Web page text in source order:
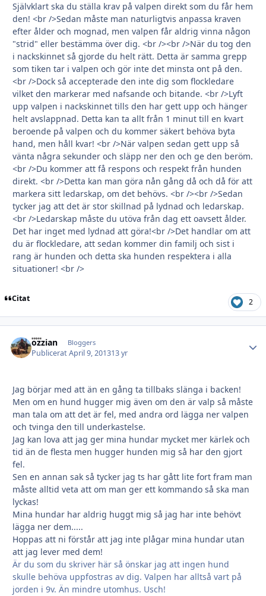
Självklart ska du ställa krav på valpen direkt som du får hem
den! <br />Sedan måste man naturligtvis anpassa kraven
efter ålder och mognad, men valpen får aldrig vinna någon
"strid" eller bestämma över dig. <br /><br />När du tog den
i nackskinnet så gjorde du helt rätt. Detta är samma grepp
som tiken tar i valpen och gör inte det minsta ont på den.
<br />Dock så accepterade den inte dig som flockledare
vilket den markerar med nafsande och bitande. <br />Lyft
upp valpen i nackskinnet tills den har gett upp och hänger
helt avslappnad. Detta kan ta allt från 1 minut till en kvart
beroende på valpen och du kommer säkert behöva byta
hand, men håll kvar! <br />När valpen sedan gett upp så
vänta några sekunder och släpp ner den och ge den beröm.
<br />Du kommer att få respons och respekt från hunden
direkt. <br />Detta kan man göra nån gång då och då för att
markera sitt ledarskap, om det behövs. <br /><br />Sedan
tycker jag att det är stor skillnad på lydnad och ledarskap.
<br />Ledarskap måste du utöva från dag ett oavsett ålder.
Det har inget med lydnad att göra!<br />Det handlar om att
du är flockledare, att sedan kommer din familj och sist i
rang är hunden och detta ska hunden respektera i alla
situationer! <br />
Citat 2
ozzian Bloggers
PubliceratApril 9, 201313 yr
Jag börjar med att än en gång ta tillbaks slänga i backen!
Men om en hund hugger mig även om den är valp så måste
man tala om att det är fel, med andra ord lägga ner valpen
och tvinga den till underkastelse.
Jag kan lova att jag ger mina hundar mycket mer kärlek och
tid än de flesta men hugger hunden mig så har den gjort
fel.
Sen en annan sak så tycker jag ts har gått lite fort fram man
måste alltid veta att om man ger ett kommando så ska man
lyckas!
Mina hundar har aldrig huggt mig så jag har inte behövt
lägga ner dem.....
Hoppas att ni förstår att jag inte plågar mina hundar utan
att jag lever med dem!
Är du som du skriver här så önskar jag att ingen hund
skulle behöva uppfostras av dig. Valpen har alltså vart på
jorden i 9v. Än mindre utomhus. Usch!